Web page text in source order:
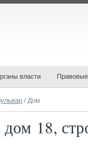
власти
/ Дом
дом 18,